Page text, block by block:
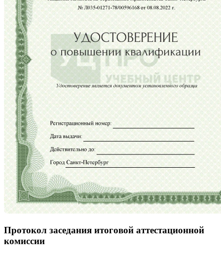
Протокол заседания итоговой аттестационной
комиссии